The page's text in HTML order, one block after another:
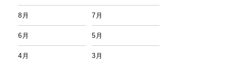
8月 7月
6月 5月
4月 3月